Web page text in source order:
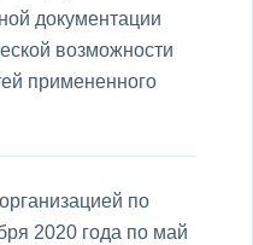
документации
возможности
примененного
по
2020 года по май